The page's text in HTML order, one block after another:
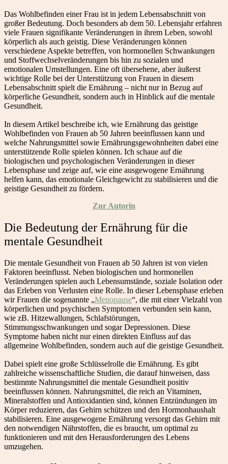
Das Wohlbefinden einer Frau ist in jedem Lebensabschnitt von
großer Bedeutung. Doch besonders ab dem 50. Lebensjahr erfahren
viele Frauen signifikante Veränderungen in ihrem Leben, sowohl
körperlich als auch geistig. Diese Veränderungen können
verschiedene Aspekte betreffen, von hormonellen Schwankungen
und Stoffwechselveränderungen bis hin zu sozialen und
emotionalen Umstellungen. Eine oft übersehene, aber äußerst
wichtige Rolle bei der Unterstützung von Frauen in diesem
Lebensabschnitt spielt die Ernährung – nicht nur in Bezug auf
körperliche Gesundheit, sondern auch in Hinblick auf die mentale
Gesundheit.
In diesem Artikel beschreibe ich, wie Ernährung das geistige
Wohlbefinden von Frauen ab 50 Jahren beeinflussen kann und
welche Nahrungsmittel sowie Ernährungsgewohnheiten dabei eine
unterstützende Rolle spielen können. Ich schaue auf die
biologischen und psychologischen Veränderungen in dieser
Lebensphase und zeige auf, wie eine ausgewogene Ernährung
helfen kann, das emotionale Gleichgewicht zu stabilisieren und die
geistige Gesundheit zu fördern.
Zur Autorin
Die Bedeutung der Ernährung für die
mentale Gesundheit
Die mentale Gesundheit von Frauen ab 50 Jahren ist von vielen
Faktoren beeinflusst. Neben biologischen und hormonellen
Veränderungen spielen auch Lebensumstände, soziale Isolation oder
das Erleben von Verlusten eine Rolle. In dieser Lebensphase erleben
wir Frauen die sogenannte „Menopause“, die mit einer Vielzahl von
körperlichen und psychischen Symptomen verbunden sein kann,
wie zB. Hitzewallungen, Schlafstörungen,
Stimmungsschwankungen und sogar Depressionen. Diese
Symptome haben nicht nur einen direkten Einfluss auf das
allgemeine Wohlbefinden, sondern auch auf die geistige Gesundheit.
Dabei spielt eine große Schlüsselrolle die Ernährung. Es gibt
zahlreiche wissenschaftliche Studien, die darauf hinweisen, dass
bestimmte Nahrungsmittel die mentale Gesundheit positiv
beeinflussen können. Nahrungsmittel, die reich an Vitaminen,
Mineralstoffen und Antioxidantien sind, können Entzündungen im
Körper reduzieren, das Gehirn schützen und den Hormonhaushalt
stabilisieren. Eine ausgewogene Ernährung versorgt das Gehirn mit
den notwendigen Nährstoffen, die es braucht, um optimal zu
funktionieren und mit den Herausforderungen des Lebens
umzugehen.